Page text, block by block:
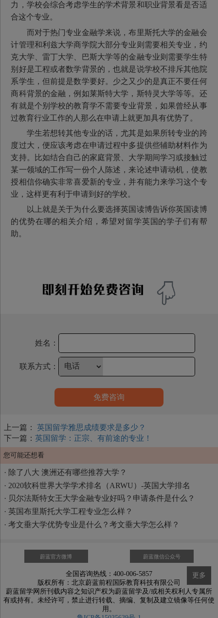
力，学校会综合考虑学生的学术背景和职业背景看是否适
合这个专业。
而对于热门专业金融学来说，布里斯托大学的金融会
计管理和利兹大学商学院大部分专业则需要相关专业，约
克大学、雷丁大学、巴斯大学等的金融专业则需要学生特
别好是工程或者数学背景的，也就是说学校不排斥其他院
系学生，但前提是数学要好。少之又少的是真正不要任何
商科背景的金融，例如莱斯特大学，斯特灵大学等等。还
有就是个别学校的教育学不需要专业背景，如果曾经从事
过教育行业工作的人那么在申请上就更加具有优势了。
学生若想转其他专业的话，尤其是如果所转专业的跨
度过大，便应该考虑在申请过程中多提供些辅助材料作为
支持。比如结合自己的家庭背景、大学期间学习或接触过
某一领域的工作写一份个人陈述，来论述申请动机，使教
授相信你确实非常喜爱新的专业，并有能力来学习这个专
业，这样更有利于申请到好的学校。
以上就是关于为什么要选择英国读博告诉你英国读博
的优势在哪的相关介绍，希望对留学英国的学子们有帮
助。
姓名：
联系方式：
免费咨询
上一篇：
英国留学雅思成绩要求是多少？
下一篇： 英国留学：正宗、有前途的专业！
您可能还想看
· 除了八大 澳洲还有哪些推荐大学？
· 2020软科世界大学学术排名（ARWU）-英国大学排名
· 贝尔法斯特女王大学金融专业好吗？申请条件是什么？
· 英国布里斯托大学工程专业怎么样？
· 考文垂大学优势专业是什么？考文垂大学怎么样？
更多
蔚蓝官方微博 蔚蓝微信公众号
全国咨询热线：400-006-5857
版权所有：北京蔚蓝前程国际教育科技有限公司
蔚蓝留学网所刊载内容之知识产权为蔚蓝留学及/或相关权利人专属所
有或持有。未经许可，禁止进行转载、摘编、复制及建立镜像等任何使
用。